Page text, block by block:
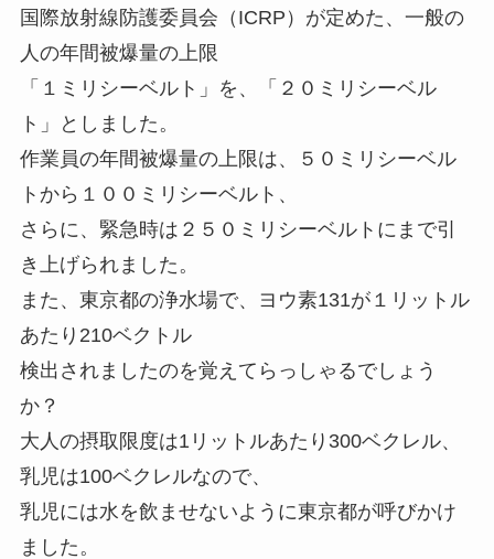
国際放射線防護委員会（ICRP）が定めた、一般の
人の年間被爆量の上限
「１ミリシーベルト」を、「２０ミリシーベル
ト」としました。
作業員の年間被爆量の上限は、５０ミリシーベル
トから１００ミリシーベルト、
さらに、緊急時は２５０ミリシーベルトにまで引
き上げられました。
また、東京都の浄水場で、ヨウ素131が１リットル
あたり210ベクトル
検出されましたのを覚えてらっしゃるでしょう
か？
大人の摂取限度は1リットルあたり300ベクレル、
乳児は100ベクレルなので、
乳児には水を飲ませないように東京都が呼びかけ
ました。